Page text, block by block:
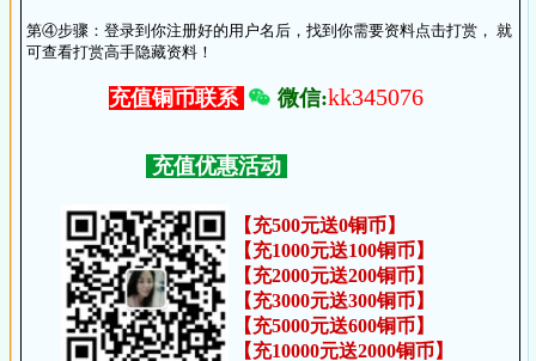
第④步骤： 登录到你注册好的用户名后，找到你需要资料点击打赏， 就
可查看打赏高手隐藏资料！
充值铜币联系 微信:kk345076
充值优惠活动
【充500元送0铜币】
【充1000元送100铜币】
【充2000元送200铜币】
【充3000元送300铜币】
【充5000元送600铜币】
【充10000元送2000铜币】